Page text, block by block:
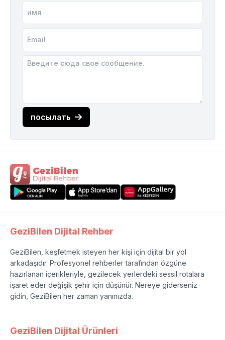
посылать
GeziBilen Dijital Rehber
GeziBilen, keşfetmek isteyen her kişi için dijital bir yol
arkadaşıdır. Profesyonel rehberler tarafından özgüne
hazırlanan içerikleriyle, gezilecek yerlerdeki sessil rotalara
işaret eder değişik şehir için düşünür. Nereye giderseniz
gidin, GeziBilen her zaman yanınızda.
GeziBilen Dijital Ürünleri